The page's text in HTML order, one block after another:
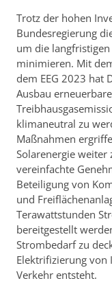
Trotz der hohen
Bundesregierung
um die
minimieren. Mit
dem EEG 2023 hat
Ausbau
klimaneutral zu
Maßnahmen
Solarenergie weiter
vereinfachte
Beteiligung von
und
Terawattstunden
bereitgestellt
Strombedarf zu
Elektrifizierung von
Verkehr entsteht.